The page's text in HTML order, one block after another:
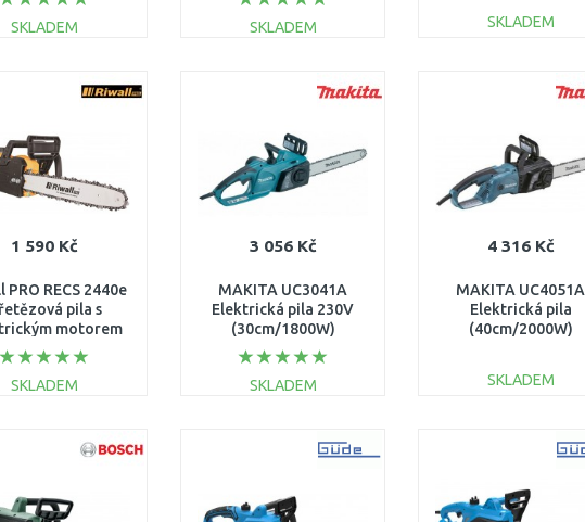
SKLADEM
EC42A1901065B
SKLADEM
SKLADEM
1 590 Kč
PRO RECS 2440e
pila s
motorem
2400 W
SKLADEM
3 056 Kč
MAKITA UC3041A
Elektrická pila 230V
(30cm/1800W)
(ES34TLC)
SKLADEM
4 316 Kč
MAKITA UC4051A
Elektrická pila
(40cm/2000W)
SKLADEM